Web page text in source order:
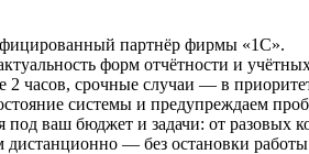
партнёр фирмы «1С».
форм отчётности и
2 часов, срочные случаи — в
системы и предупреждаем
ваш бюджет и задачи: от разовых
дистанционно — без остановки